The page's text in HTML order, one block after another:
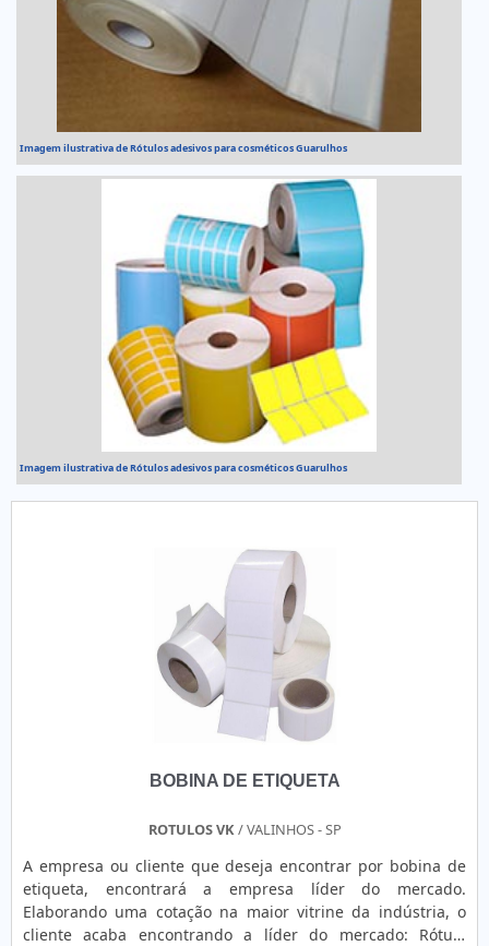
Imagem ilustrativa de Rótulos adesivos para cosméticos Guarulhos
Imagem ilustrativa de Rótulos adesivos para cosméticos Guarulhos
BOBINA DE ETIQUETA
ROTULOS VK/ VALINHOS - SP
A empresa ou cliente que deseja encontrar por bobina de
etiqueta, encontrará a empresa líder do mercado.
Elaborando uma cotação na maior vitrine da indústria, o
cliente acaba encontrando a líder do mercado: Rótulo